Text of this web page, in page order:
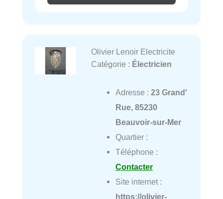
Olivier Lenoir Electricite
Catégorie : Électricien
Adresse : 23 Grand'
Rue, 85230
Beauvoir-sur-Mer
Quartier :
Téléphone :
Contacter
Site internet :
https://olivier-